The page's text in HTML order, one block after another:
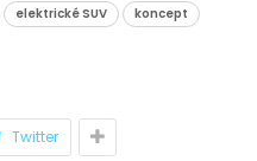
elektrické SUV
koncept
Twitter